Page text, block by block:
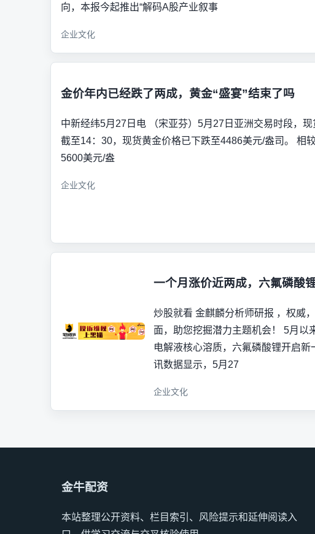
向，本报今起推出“解码A股产业叙事
企业文化
金价年内已经跌了两成，黄金“盛宴”结束了吗
中新经纬5月27日电 （宋亚芬）5月27日亚洲交易时段，现
截至14：30，现货黄金价格已下跌至4486美元/盎司。 相
5600美元/盎
企业文化
一个月涨价近两成，六氟磷酸
炒股就看 金麒麟分析师研报 ，权威
面，助您挖掘潜力主题机会！ 5月以
电解液核心溶质，六氟磷酸锂开启新
讯数据显示，5月27
企业文化
金牛配资
本站整理公开资料、栏目索引、风险提示和延伸阅读入